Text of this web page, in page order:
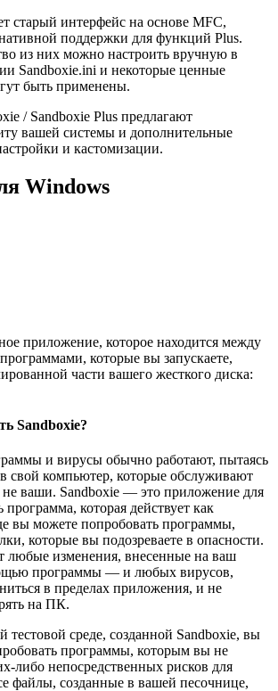
старый интерфейс на основе MFC,
поддержки для функций Plus.
из них можно настроить вручную в
Sandboxie.ini и некоторые ценные
быть применены.
/ Sandboxie Plus предлагают
вашей системы и дополнительные
и кастомизации.
Windows
приложение, которое находится между
которые вы запускаете,
части вашего жесткого диска:
Sandboxie?
и вирусы обычно работают, пытаясь
свой компьютер, которые обслуживают
ваши. Sandboxie — это приложение для
которая действует как
вы можете попробовать программы,
которые вы подозреваете в опасности.
любые изменения, внесенные на ваш
программы — и любых вирусов,
в пределах приложения, и не
на ПК.
тестовой среде, созданной Sandboxie, вы
программы, которым вы не
либо непосредственных рисков для
файлы, созданные в вашей песочнице,